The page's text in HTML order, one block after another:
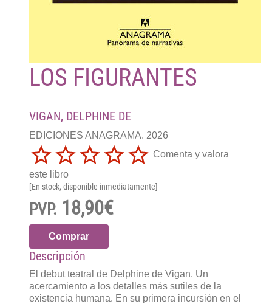
LOS FIGURANTES
VIGAN, DELPHINE DE
EDICIONES ANAGRAMA. 2026
Comenta y valora
este libro
[En stock, disponible inmediatamente]
PVP. 18,90€
Comprar
Descripción
El debut teatral de Delphine de Vigan. Un
acercamiento a los detalles más sutiles de la
existencia humana. En su primera incursión en el